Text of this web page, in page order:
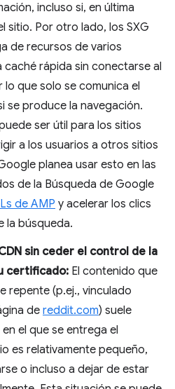
incluso si, en última
sitio. Por otro lado, los SXG
de recursos de varios
caché rápida sin conectarse al
que solo se comunica el
se produce la navegación.
ser útil para los sitios
a los usuarios a otros sitios
planea usar esto en las
de la Búsqueda de Google
de AMP y acelerar los clics
la búsqueda.
sin ceder el control de la
certificado: El contenido que
repente (p.ej., vinculado
de reddit.com) suele
el que se entrega el
es relativamente pequeño,
o incluso a dejar de estar